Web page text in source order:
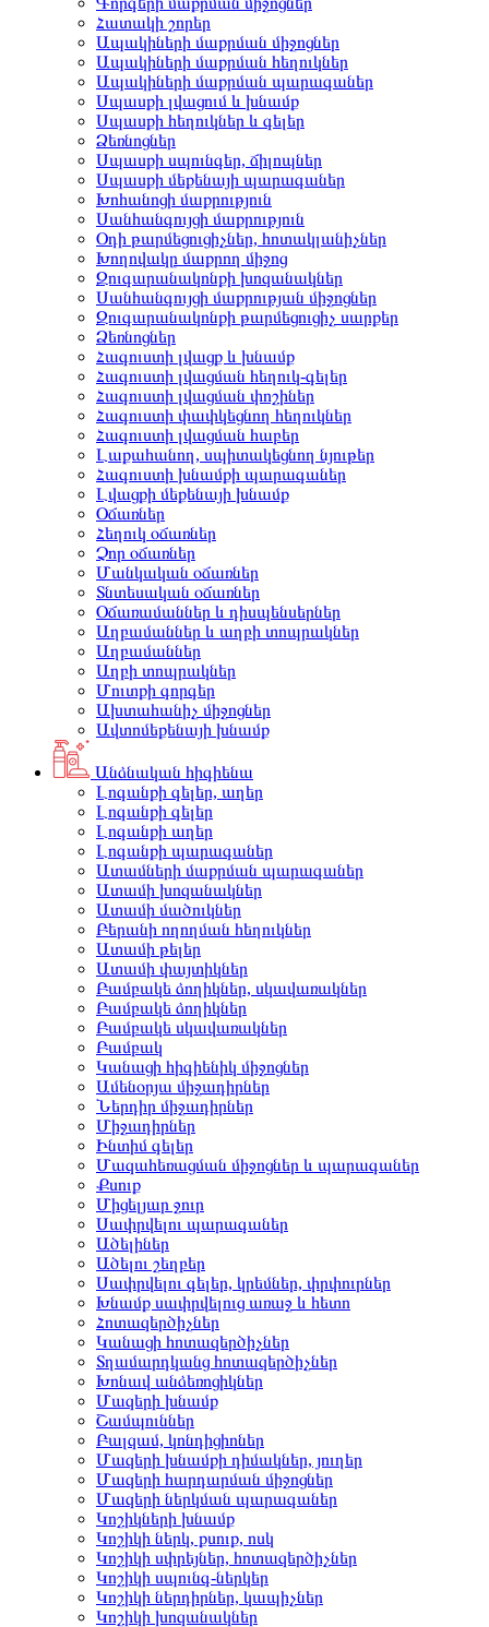
Հատակի շորեր
Ապակիների մաքրման միջոցներ
Ապակիների մաքրման հեղուկներ
Ապակիների մաքրման պարագաներ
Սպասքի լվացում և խնամք
Սպասքի հեղուկներ և գելեր
Ձեռնոցներ
Սպասքի սպունգեր, ճիլոպներ
Սպասքի մեքենայի պարագաներ
Խոհանոցի մաքրություն
Սանհանգույցի մաքրություն
Օդի թարմեցուցիչներ, հոտակլանիչներ
Խողովակը մաքրող միջոց
Զուգարանակոնքի խոզանակներ
Սանհանգույցի մաքրության միջոցներ
Զուգարանակոնքի թարմեցուցիչ սարքեր
Ձեռնոցներ
Հագուստի լվացք և խնամք
Հագուստի լվացման հեղուկ-գելեր
Հագուստի լվացման փոշիներ
Հագուստի փափկեցնող հեղուկներ
Հագուստի լվացման հաբեր
Լաքահանող, սպիտակեցնող նյութեր
Հագուստի խնամքի պարագաներ
Լվացքի մեքենայի խնամք
Օճառներ
Հեղուկ օճառներ
Չոր օճառներ
Մանկական օճառներ
Տնտեսական օճառներ
Օճառամաններ և դիսպենսերներ
Աղբամաններ և աղբի տոպրակներ
Աղբամաններ
Աղբի տոպրակներ
Մուտքի գորգեր
Ախտահանիչ միջոցներ
Ավտոմեքենայի խնամք
Անձնական հիգիենա
Լոգանքի գելեր, աղեր
Լոգանքի գելեր
Լոգանքի աղեր
Լոգանքի պարագաներ
Ատամների մաքրման պարագաներ
Ատամի խոզանակներ
Ատամի մածուկներ
Բերանի ողողման հեղուկներ
Ատամի թելեր
Ատամի փայտիկներ
Բամբակե ձողիկներ, սկավառակներ
Բամբակե ձողիկներ
Բամբակե սկավառակներ
Բամբակ
Կանացի հիգիենիկ միջոցներ
Ամենօրյա միջադիրներ
Ներդիր միջադիրներ
Միջադիրներ
Ինտիմ գելեր
Մազահեռացման միջոցներ և պարագաներ
Քսուք
Միցելյար ջուր
Սափրվելու պարագաներ
Ածելիներ
Ածելու շեղբեր
Սափրվելու գելեր, կրեմներ, փրփուրներ
Խնամք սափրվելուց առաջ և հետո
Հոտազերծիչներ
Կանացի հոտազերծիչներ
Տղամարդկանց հոտազերծիչներ
Խոնավ անձեռոցիկներ
Մազերի խնամք
Շամպուններ
Բալզամ, կոնդիցիոներ
Մազերի խնամքի դիմակներ, յուղեր
Մազերի հարդարման միջոցներ
Մազերի ներկման պարագաներ
Կոշիկների խնամք
Կոշիկի ներկ, քսուք, ոսկ
Կոշիկի սփրեյներ, հոտազերծիչներ
Կոշիկի սպունգ-ներկեր
Կոշիկի ներդիրներ, կապիչներ
Կոշիկի խոզանակներ